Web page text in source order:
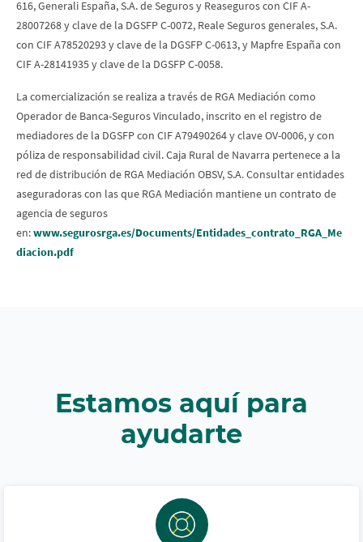
616, Generali España, S.A. de Seguros y Reaseguros con CIF A-
28007268 y clave de la DGSFP C-0072, Reale Seguros generales, S.A.
con CIF A78520293 y clave de la DGSFP C-0613, y Mapfre España con
CIF A-28141935 y clave de la DGSFP C-0058.
La comercialización se realiza a través de RGA Mediación como
Operador de Banca-Seguros Vinculado, inscrito en el registro de
mediadores de la DGSFP con CIF A79490264 y clave OV-0006, y con
póliza de responsabilidad civil. Caja Rural de Navarra pertenece a la
red de distribución de RGA Mediación OBSV, S.A. Consultar entidades
aseguradoras con las que RGA Mediación mantiene un contrato de
agencia de seguros
en:www.segurosrga.es/Documents/Entidades_contrato_RGA_Me
diacion.pdf
Estamos aquí para
ayudarte